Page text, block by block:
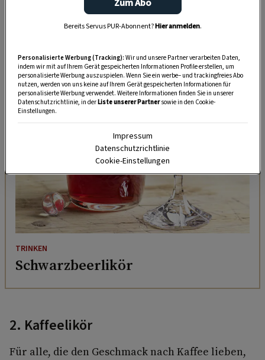
HIER MEHR ERFAHREN
ZUM REZEPT
TRINKEN
Schwarzbeerlikör
2. Kaffeelikör
Für alle, die den Geschmack nach Kaffee lieben,
Zum Abo
Bereits Servus PUR-Abonnent?Hier anmelden.
Personalisierte Werbung (Tracking): Wir und unsere Partner verarbeiten Daten,
indem wir mit auf Ihrem Gerät gespeicherten Informationen Profile erstellen, um
personalisierte Werbung auszuspielen. Wenn Sie ein werbe– und trackingfreies Abo
nutzen, werden von uns keine auf Ihrem Gerät gespeicherten Informationen für
personalisierte Werbung verwendet. Weitere Informationen finden Sie in unserer
Datenschutzrichtlinie, in derListe unserer Partnersowie in den Cookie-
Einstellungen.
Impressum
Datenschutzrichtlinie
Cookie-Einstellungen